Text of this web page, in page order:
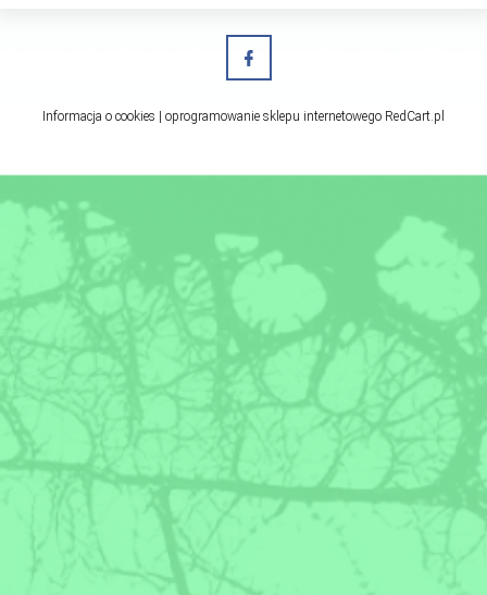
Informacja o cookies | oprogramowanie sklepu internetowego RedCart.pl